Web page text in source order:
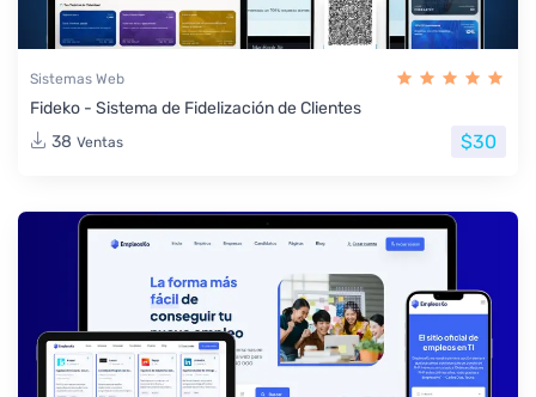
Sistemas Web
Fideko - Sistema de Fidelización de Clientes
38 Ventas $30